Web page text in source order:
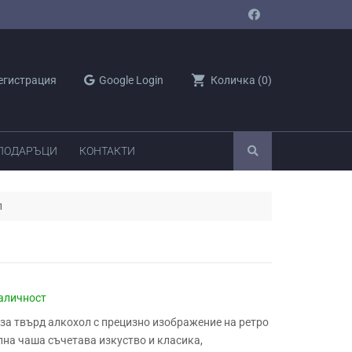
Google Login shopping_cart Количка (0)
КОНТАКТИ
твърд алкохол с прецизно изображение на ретро
чаша съчетава изкуство и класика,